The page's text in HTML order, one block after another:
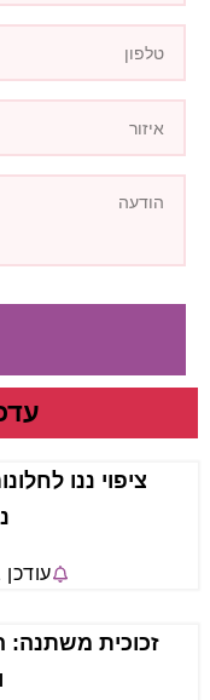
ציפוי ננו
עודכן
זכוכית משתנה: